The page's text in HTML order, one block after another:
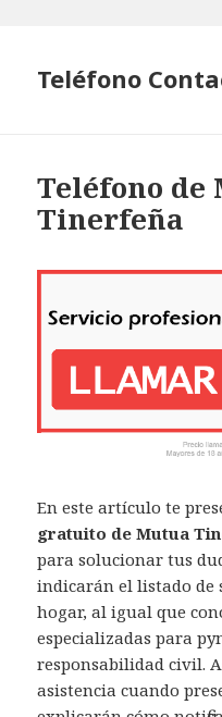
Teléfono
Teléfono de
Tinerfeña
En este artículo te
gratuito de Mutua
para solucionar tus
indicarán el listado de
hogar, al igual que
especializadas para
responsabilidad civil.
asistencia cuando